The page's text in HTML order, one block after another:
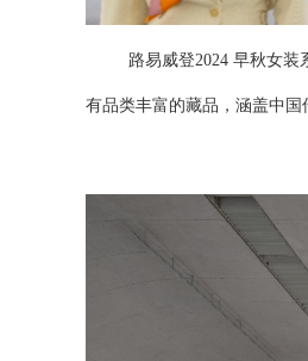
路易威登2024 早秋女装
有品类丰富的藏品，涵盖中国